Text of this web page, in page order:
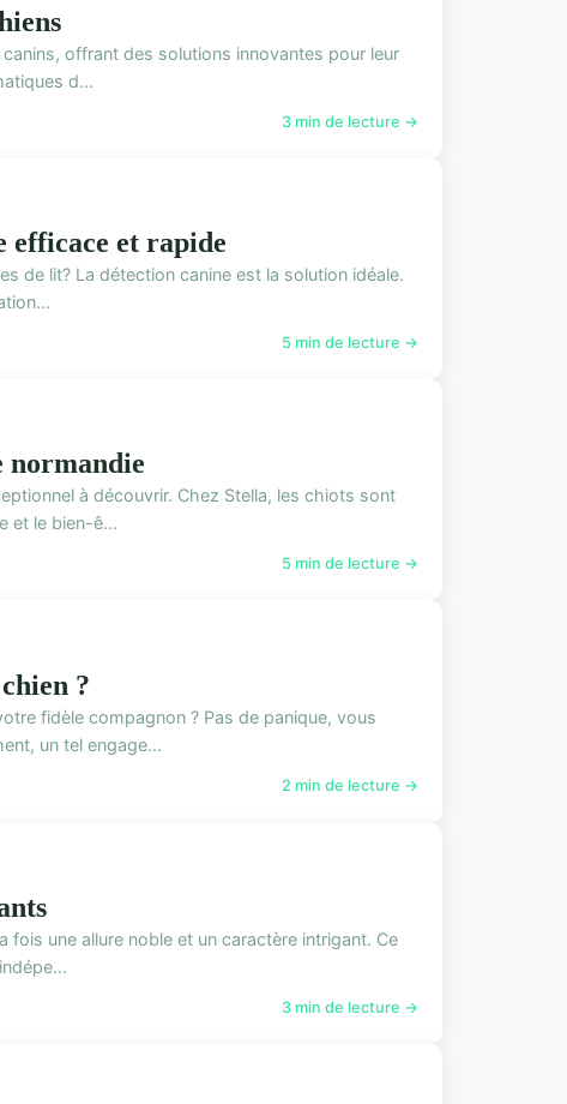
offrant des solutions innovantes pour leur
d...
3 min de lecture →
efficace et rapide
de lit? La détection canine est la solution idéale.
5 min de lecture →
normandie
à découvrir. Chez Stella, les chiots sont
et le bien-ê...
5 min de lecture →
?
fidèle compagnon ? Pas de panique, vous
un tel engage...
2 min de lecture →
fois une allure noble et un caractère intrigant. Ce
3 min de lecture →